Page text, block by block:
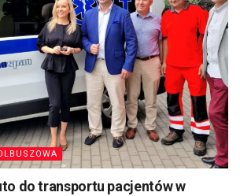
do transportu pacjentów w